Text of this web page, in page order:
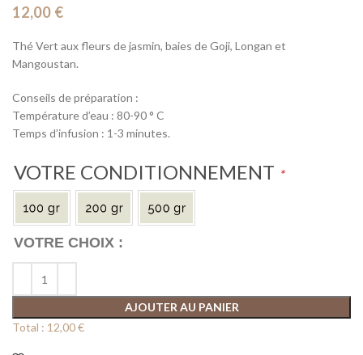
12,00 €
Thé Vert aux fleurs de jasmin, baies de Goji, Longan et
Mangoustan.
Conseils de préparation :
Température d’eau : 80-90 ° C
Temps d’infusion : 1-3 minutes.
VOTRE CONDITIONNEMENT *
AJOUTER AU PANIER
Total : 12,00 €